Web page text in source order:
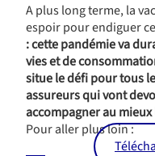
A plus long terme, la
espoir pour endiguer
: cette pandémie va
vies et de
situe le défi pour tous
assureurs qui vont
accompagner au
Pour aller plus loin :